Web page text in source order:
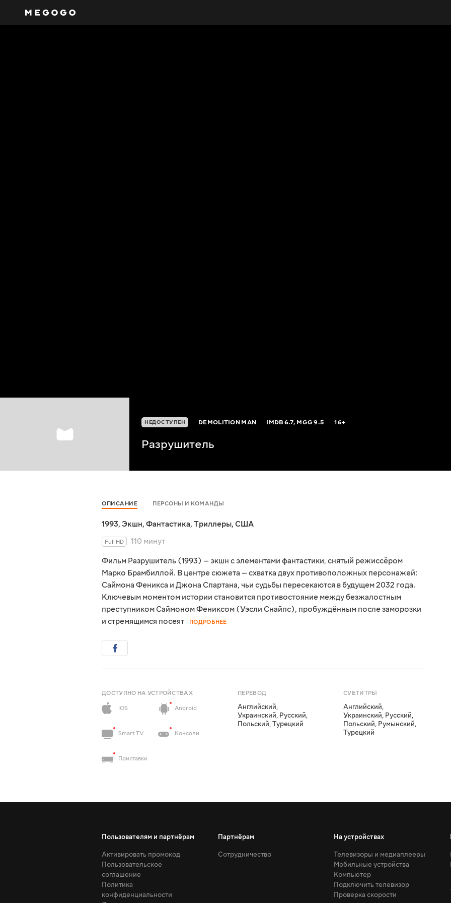
НЕДОСТУПЕН DEMOLITION MAN IMDB6.7, MGG9.5 16+
Разрушитель
ОПИСАНИЕ ПЕРСОНЫ И КОМАНДЫ
1993, Экшн, Фантастика, Триллеры, США
Full HD
110 минут
Фильм Разрушитель (1993) — экшн с элементами фантастики, снятый режиссёром
Марко Брамбиллой. В центре сюжета — схватка двух противоположных персонажей:
Саймона Феникса и Джона Спартана, чьи судьбы пересекаются в будущем 2032 года.
Ключевым моментом истории становится противостояние между безжалостным
преступником Саймоном Фениксом (Уэсли Снайпс), пробуждённым после заморозки
и стремящимся посеят
ПОДРОБНЕЕ
ДОСТУПНО НА УСТРОЙСТВАХ
iOS
Android
Smart TV Консоли
Приставки
ПЕРЕВОД
Английский,
Украинский, Русский,
Польский,Турецкий
СУБТИТРЫ
Английский,
Украинский, Русский,
Польский, Румынский,
Турецкий
Пользователям и партнёрам
Активировать промокод
Пользовательское
соглашение
Политика
конфиденциальности
Партнёрам
Сотрудничество
На устройствах
Телевизоры и медиаплееры
Мобильные устройства
Компьютер
Подключить телевизор
Проверка скорости